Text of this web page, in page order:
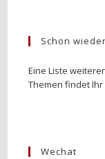
Schon
Eine Liste
Themen findet
Wechat